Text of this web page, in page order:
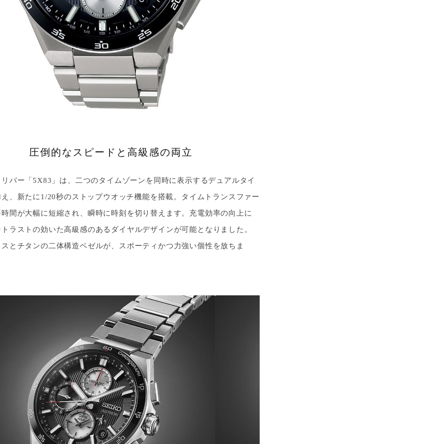
圧倒的なスピードと高級感の両立
バー「5X83」は、二つのタイムゾーンを同時に表示するデュアルタイ
、新たに1/20秒のストップウオッチ機能を搭載。タイムトランスファー
間が大幅に短縮され、瞬時に時刻を切り替えます。充電効率の向上に
ラストの効いた高級感のあるダイヤルデザインが可能となりました。
とチタンの二体構造ベゼルが、スポーティかつ力強い個性を放ちま